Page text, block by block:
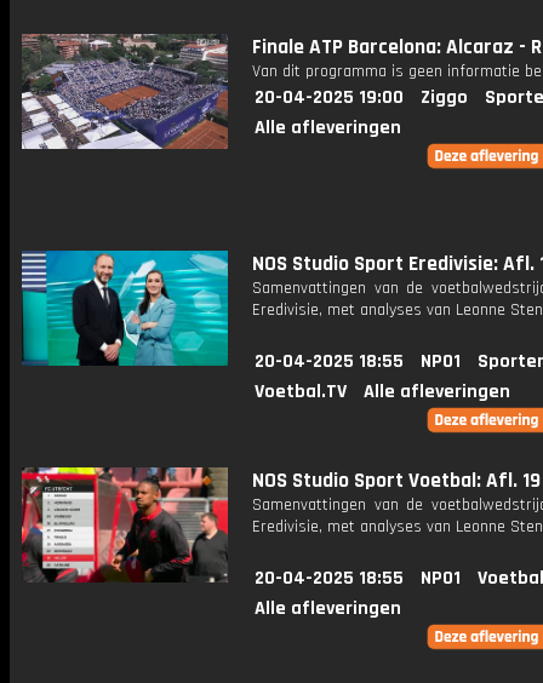
Finale ATP Barcelona: Alcaraz -
Van dit programma is geen informatie
20-04-2025 19:00 Ziggo
Alle afleveringen
NOS Studio Sport Eredivisie: Afl.
Samenvattingen van de
Eredivisie, met analyses van Leonne
20-04-2025 18:55 NPO1
Voetbal.TV
Alle afleveringen
NOS Studio Sport Voetbal: Afl. 19
Samenvattingen van de
Eredivisie, met analyses van Leonne
20-04-2025 18:55 NPO1
Alle afleveringen